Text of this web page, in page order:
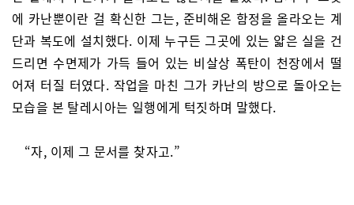
에 카난뿐이란 걸 확신한 그는, 준비해온 함정을 올라오는 계
단과 복도에 설치했다. 이제 누구든 그곳에 있는 얇은 실을 건
드리면 수면제가 가득 들어 있는 비살상 폭탄이 천장에서 떨
어져 터질 터였다. 작업을 마친 그가 카난의 방으로 돌아오는
모습을 본 탈레시아는 일행에게 턱짓하며 말했다.
“자, 이제 그 문서를 찾자고.”